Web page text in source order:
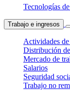
Tecnologías
Trabajo e ingresos
Actividades
Distribución
Mercado de
Salarios
Seguridad
Trabajo no